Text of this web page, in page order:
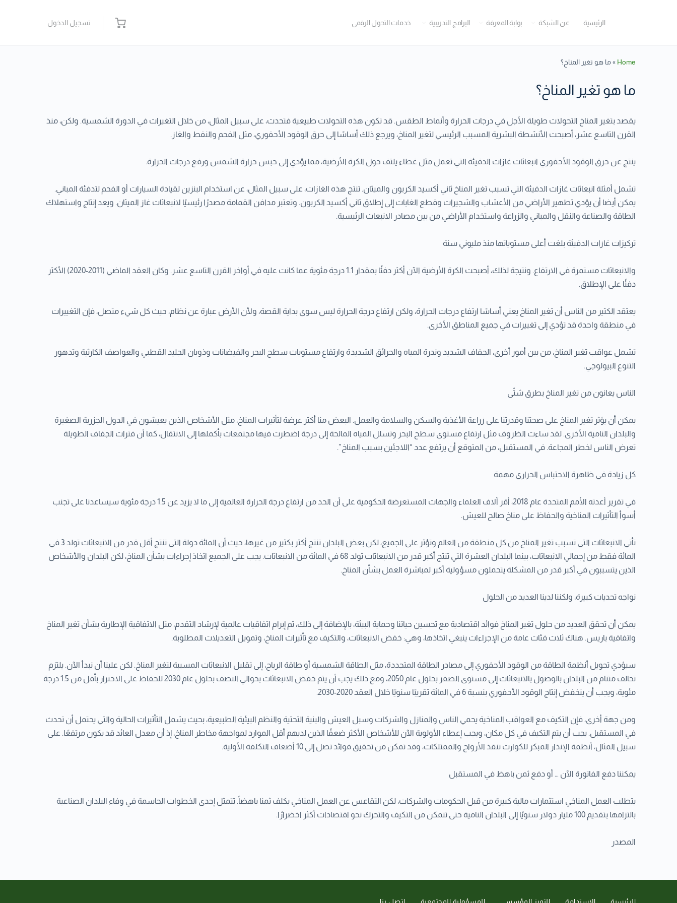
الرئيسية عن الشبكة بوابة المعرفة البرامج التدريبية خدمات التحول الرقمي تسجيل الدخول
Home
»ما هو تغير المناخ؟
ما هو تغير المناخ؟
يقصد بتغير المناخ التحولات طويلة الأجل في درجات الحرارة وأنماط الطقس. قد تكون هذه التحولات طبيعية فتحدث، على سبيل المثال، من خلال التغيرات في الدورة الشمسية. ولكن، منذ
القرن التاسع عشر، أصبحت الأنشطة البشرية المسبب الرئيسي لتغير المناخ، ويرجع ذلك أساسًا إلى حرق الوقود الأحفوري، مثل الفحم والنفط والغاز.
ينتج عن حرق الوقود الأحفوري انبعاثات غازات الدفيئة التي تعمل مثل غطاء يلتف حول الكرة الأرضية، مما يؤدي إلى حبس حرارة الشمس ورفع درجات الحرارة.
تشمل أمثلة انبعاثات غازات الدفيئة التي تسبب تغير المناخ ثاني أكسيد الكربون والميثان. تنتج هذه الغازات، على سبيل المثال، عن استخدام البنزين لقيادة السيارات أو الفحم لتدفئة المباني.
يمكن أيضا أن يؤدي تطهير الأراضي من الأعشاب والشجيرات وقطع الغابات إلى إطلاق ثاني أكسيد الكربون. وتعتبر مدافن القمامة مصدرًا رئيسيًا لانبعاثات غاز الميثان. ويعد إنتاج واستهلاك
الطاقة والصناعة والنقل والمباني والزراعة واستخدام الأراضي من بين مصادر الانبعاث الرئيسية.
تركيزات غازات الدفيئة بلغت أعلى مستوياتها منذ مليوني سنة
والانبعاثات مستمرة في الارتفاع. ونتيجة لذلك، أصبحت الكرة الأرضية الآن أكثر دفئًا بمقدار 1.1 درجة مئوية عما كانت عليه في أواخر القرن التاسع عشر. وكان العقد الماضي (2011-2020) الأكثر
دفئًا على الإطلاق.
يعتقد الكثير من الناس أن تغير المناخ يعني أساسًا ارتفاع درجات الحرارة، ولكن ارتفاع درجة الحرارة ليس سوى بداية القصة، ولأن الأرض عبارة عن نظام، حيث كل شيء متصل، فإن التغييرات
في منطقة واحدة قد تؤدي إلى تغييرات في جميع المناطق الأخرى.
تشمل عواقب تغير المناخ، من بين أمور أخرى، الجفاف الشديد وندرة المياه والحرائق الشديدة وارتفاع مستويات سطح البحر والفيضانات وذوبان الجليد القطبي والعواصف الكارثية وتدهور
التنوع البيولوجي.
الناس يعانون من تغير المناخ بطرق شتّى
يمكن أن يؤثر تغير المناخ على صحتنا وقدرتنا على زراعة الأغذية والسكن والسلامة والعمل. البعض منا أكثر عرضة لتأثيرات المناخ، مثل الأشخاص الذين يعيشون في الدول الجزرية الصغيرة
والبلدان النامية الأخرى. لقد ساءت الظروف مثل ارتفاع مستوى سطح البحر وتسلل المياه المالحة إلى درجة اضطرت فيها مجتمعات بأكملها إلى الانتقال، كما أن فترات الجفاف الطويلة
تعرض الناس لخطر المجاعة. في المستقبل، من المتوقع أن يرتفع عدد “اللاجئين بسبب المناخ”.
كل زيادة في ظاهرة الاحتباس الحراري مهمة
في تقرير أعدته الأمم المتحدة عام 2018، أقر آلاف العلماء والجهات المستعرضة الحكومية على أن الحد من ارتفاع درجة الحرارة العالمية إلى ما لا يزيد عن 1.5 درجة مئوية سيساعدنا على تجنب
أسوأ التأثيرات المناخية والحفاظ على مناخ صالح للعيش.
تأتي الانبعاثات التي تسبب تغير المناخ من كل منطقة من العالم وتؤثر على الجميع، لكن بعض البلدان تنتج أكثر بكثير من غيرها، حيث أن المائة دولة التي تنتج أقل قدر من الانبعاثات تولد 3 في
المائة فقط من إجمالي الانبعاثات، بينما البلدان العشرة التي تنتج أكبر قدر من الانبعاثات تولد 68 في المائة من الانبعاثات. يجب على الجميع اتخاذ إجراءات بشأن المناخ، لكن البلدان والأشخاص
الذين يتسببون في أكبر قدر من المشكلة يتحملون مسؤولية أكبر لمباشرة العمل بشأن المناخ.
نواجه تحديات كبيرة، ولكننا لدينا العديد من الحلول
يمكن أن تحقق العديد من حلول تغير المناخ فوائد اقتصادية مع تحسين حياتنا وحماية البيئة، بالإضافة إلى ذلك، تم إبرام اتفاقيات عالمية لإرشاد التقدم، مثل الاتفاقیة الإطاریة بشأن تغیر المناخ
واتفاقية باريس. هناك ثلاث فئات عامة من الإجراءات ينبغي اتخاذها، وهي: خفض الانبعاثات، والتكيف مع تأثيرات المناخ، وتمويل التعديلات المطلوبة.
سيؤدي تحويل أنظمة الطاقة من الوقود الأحفوري إلى مصادر الطاقة المتجددة، مثل الطاقة الشمسية أو طاقة الرياح، إلى تقليل الانبعاثات المسببة لتغير المناخ. لكن علينا أن نبدأ الآن. يلتزم
تحالف متنام من البلدان بالوصول بالانبعاثات إلى مستوى الصفر بحلول عام 2050، ومع ذلك يجب أن يتم خفض الانبعاثات بحوالي النصف بحلول عام 2030 للحفاظ على الاحترار بأقل من 1.5 درجة
مئوية، ويجب أن ينخفض إنتاج الوقود الأحفوري بنسبة 6 في المائة تقريبًا سنويًا خلال العقد 2020-2030.
ومن جهة أخرى، فإن التكيف مع العواقب المناخية يحمي الناس والمنازل والشركات وسبل العيش والبنية التحتية والنظم البيئية الطبيعية، بحيث يشمل التأثيرات الحالية والتي يحتمل أن تحدث
في المستقبل. يجب أن يتم التكيف في كل مكان، ويجب إعطاء الأولوية الآن للأشخاص الأكثر ضعفًا الذين لديهم أقل الموارد لمواجهة مخاطر المناخ، إذ أن معدل العائد قد يكون مرتفعًا. على
سبيل المثال، أنظمة الإنذار المبكر للكوارث تنقذ الأرواح والممتلكات، وقد تمكن من تحقيق فوائد تصل إلى 10 أضعاف التكلفة الأولية.
يمكننا دفع الفاتورة الآن … أو دفع ثمن باهظ في المستقبل
يتطلب العمل المناخي استثمارات مالية كبيرة من قبل الحكومات والشركات، لكن التقاعس عن العمل المناخي يكلف ثمنا باهضاً. تتمثل إحدى الخطوات الحاسمة في وفاء البلدان الصناعية
بالتزامها بتقديم 100 مليار دولار سنويًا إلى البلدان النامية حتى تتمكن من التكيف والتحرك نحو اقتصادات أكثر اخضرارًا.
المصدر